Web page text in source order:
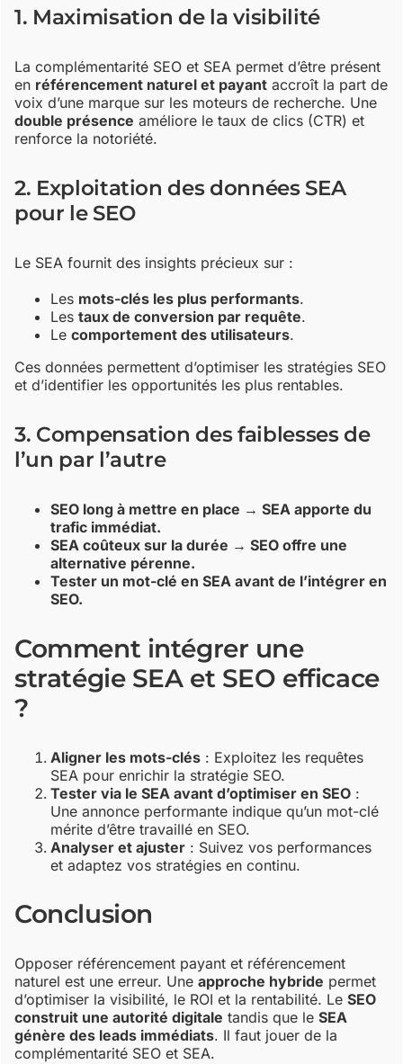
1. Maximisation de la visibilité
La complémentarité SEO et SEA permet d’être présent
en référencement naturel et payant accroît la part de
voix d’une marque sur les moteurs de recherche. Une
double présence améliore le taux de clics (CTR) et
renforce la notoriété.
2. Exploitation des données SEA
pour le SEO
Le SEA fournit des insights précieux sur :
Les mots-clés les plus performants.
Lestaux de conversion par requête.
Lecomportement des utilisateurs.
Ces données permettent d’optimiser les stratégies SEO
et d’identifier les opportunités les plus rentables.
3. Compensation des faiblesses de
l’un par l’autre
SEO long à mettre en place → SEA apporte du
trafic immédiat.
SEA coûteux sur la durée → SEO offre une
alternative pérenne.
Tester un mot-clé en SEA avant de l’intégrer en
SEO.
Comment intégrer une
stratégie SEA et SEO efficace
?
Aligner les mots-clés : Exploitez les requêtes
SEA pour enrichir la stratégie SEO.
Tester via le SEA avant d’optimiser en SEO :
Une annonce performante indique qu’un mot-clé
mérite d’être travaillé en SEO.
Analyser et ajuster : Suivez vos performances
et adaptez vos stratégies en continu.
Conclusion
Opposer référencement payant et référencement
naturel est une erreur. Uneapproche hybride permet
d’optimiser la visibilité, le ROI et la rentabilité. LeSEO
construit une autorité digitale tandis que leSEA
génère des leads immédiats. Il faut jouer de la
complémentarité SEO et SEA.